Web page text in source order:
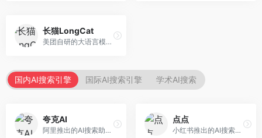
长猫LongCat
美团自研的大语言模型对话平台，专注于本地生活服务场景。面向美团生态用户，提供智能推荐、服务问答等功能，本地生活知识覆盖全面。
国内AI搜索引擎 国际AI搜索引擎 学术AI搜索
夸克AI
阿里推出的AI搜索助手，整合搜索与AI功能。面向年轻用户，提供智能搜索、文档处理、学习辅助等服务，与夸克生态深度整合。
点点
小红书推出的AI搜索应用，专注于生活方式内容搜索。面向小红书用户，提供生活攻略、消费决策、内容推荐等服务，生活方式内容丰富。